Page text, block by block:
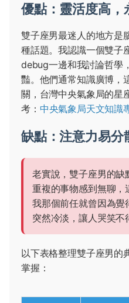
優點：靈活度高，
雙子座男最迷人的地方是
種話題。我認識一個雙子
debug一邊和我討論哲學
豔。他們通常知識廣博，
關，台灣中央氣象局的星
考： 中央氣象局天文知識
缺點：注意力易分
老實說，雙子座男的
重複的事物感到無聊，
我那個前任就曾因為
突然冷淡，讓人哭笑不
以下表格整理雙子座男的
掌握：